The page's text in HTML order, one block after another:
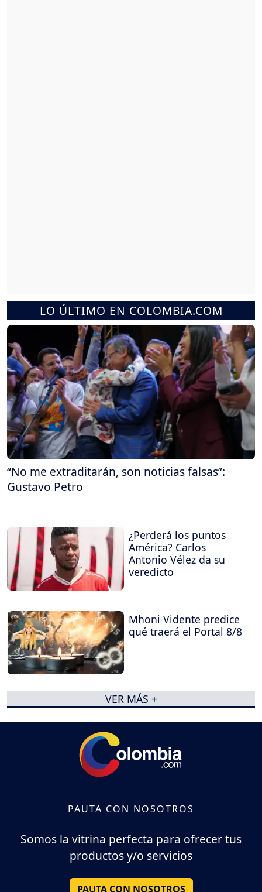
LO ÚLTIMO EN COLOMBIA.COM
“No me extraditarán, son noticias falsas”:
Gustavo Petro
¿Perderá los puntos
América? Carlos
Antonio Vélez da su
veredicto
Mhoni Vidente predice
qué traerá el Portal 8/8
VER MÁS +
PAUTA CON NOSOTROS
Somos la vitrina perfecta para ofrecer tus
productos y/o servicios
PAUTA CON NOSOTROS